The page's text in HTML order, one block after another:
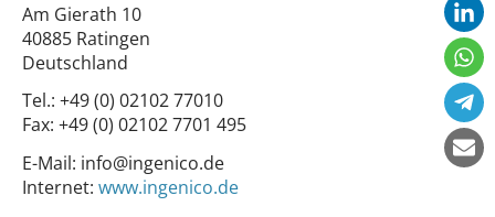
Am Gierath 10
40885 Ratingen
Deutschland
Tel.: +49 (0) 02102 77010
Fax: +49 (0) 02102 7701 495
E-Mail: info@ingenico.de
Internet: www.ingenico.de